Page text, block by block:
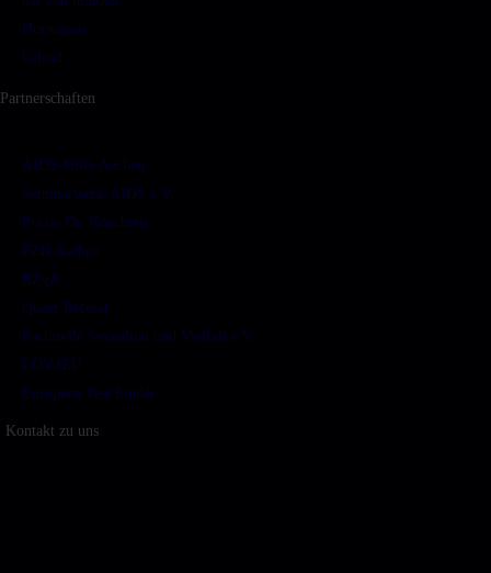
Hormosan
Gilead
Partnerschaften
AIDS-Hilfe Aachen
Seminarwerk-AIDS e.V.
Praxis Dr. Knechten
PZB Aachen
BZgA
Queer Referat
Fachstelle Sexualität und Vielfalt e.V.
LOV4EU
European Test Finder
Kontakt zu uns